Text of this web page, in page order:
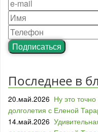
Подписаться
Последнее в
20.май.2026 Ну это
долголетия с Еленой
14.май.2026